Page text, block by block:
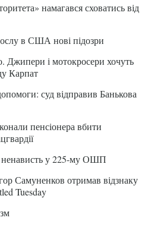
намагався сховатись від
в США нові підозри
Джипери і мотокросери хочуть
Карпат
суд відправив Банькова
пенсіонера вбити
ненависть у 225-му ОШП
Самуненков отримав відзнаку
Tuesday